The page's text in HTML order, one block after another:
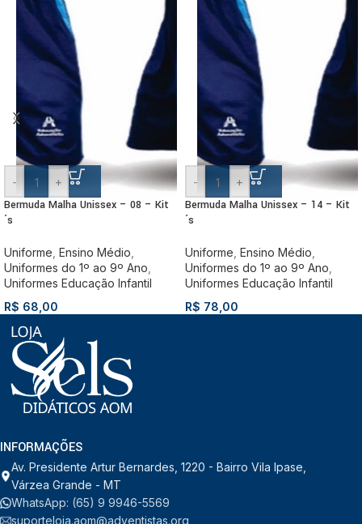
- +
Bermuda Malha Unissex – 08 – Kit
´s
Uniforme Ensino Médio
Uniformes do 1º ao 9º Ano
Uniformes Educação Infantil
R$ 68,00
- +
Bermuda Malha Unissex – 14 – Kit
´s
Uniforme Ensino Médio
Uniformes do 1º ao 9º Ano
Uniformes Educação Infantil
R$ 78,00
INFORMAÇÕES
Av. Presidente Artur Bernardes, 1220 - Bairro Vila Ipase,
Várzea Grande - MT
WhatsApp: (65) 9 9946-5569
suporteloja.aom@adventistas.org